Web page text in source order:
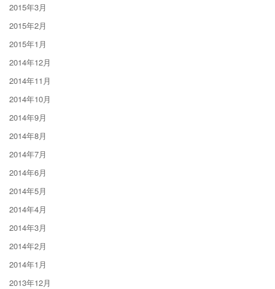
2015年3月
2015年2月
2015年1月
2014年12月
2014年11月
2014年10月
2014年9月
2014年8月
2014年7月
2014年6月
2014年5月
2014年4月
2014年3月
2014年2月
2014年1月
2013年12月